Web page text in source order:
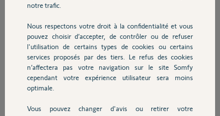
Chauffage
Autres produits
il y a environ 7 ans
Participer au fil de discussion
Réponses
Bonjour Patrice,
notre trafic.
Nous respectons votre droit à la confidentialité et vous
pouvez choisir d’accepter, de contrôler ou de refuser
l'utilisation de certains types de cookies ou certains
services proposés par des tiers. Le refus des cookies
n’affectera pas votre navigation sur le site Somfy
cependant votre expérience utilisateur sera moins
optimale.
Vous pouvez changer d'avis ou retirer votre